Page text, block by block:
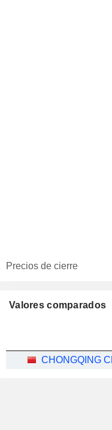
Precios de cierre
Valores comparados